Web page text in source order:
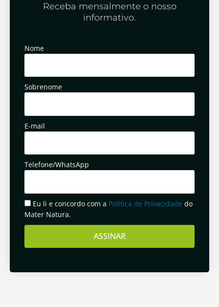
Receba mensalmente o nosso
informativo.
Nome
Sobrenome
E-mail
Telefone/WhatsApp
Eu li e concordo com a Política de Privacidade do
Mater Natura.
ASSINAR